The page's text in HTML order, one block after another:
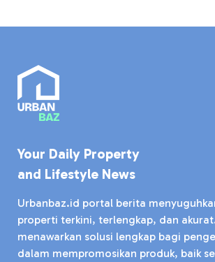
Your Daily Property
and Lifestyle News
Urbanbaz.id portal berita
properti terkini, terlengkap, dan
menawarkan solusi lengkap bagi
dalam mempromosikan produk, baik